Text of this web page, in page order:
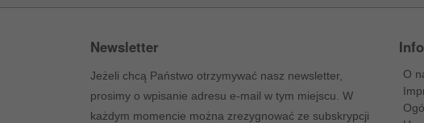
Newsletter
Jeżeli chcą Państwo otrzymywać nasz newsletter,
prosimy o wpisanie adresu e-mail w tym miejscu. W
każdym momencie można zrezygnować ze subskrypcji
O